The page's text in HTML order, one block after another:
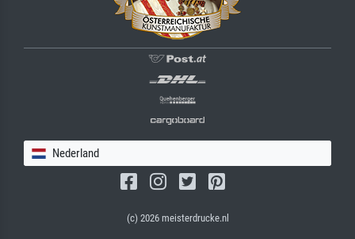
Nederland
(c) 2026 meisterdrucke.nl